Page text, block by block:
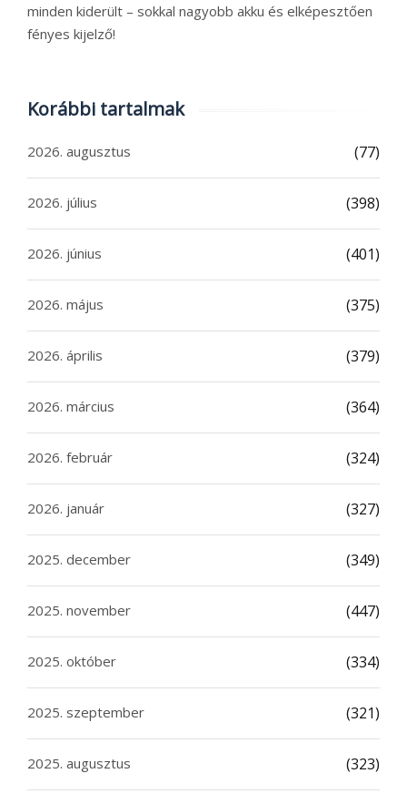
minden kiderült – sokkal nagyobb akku és elképesztően
fényes kijelző!
Korábbi tartalmak
2026. augusztus (77)
2026. július (398)
2026. június (401)
2026. május (375)
2026. április (379)
2026. március (364)
2026. február (324)
2026. január (327)
2025. december (349)
2025. november (447)
2025. október (334)
2025. szeptember (321)
2025. augusztus (323)